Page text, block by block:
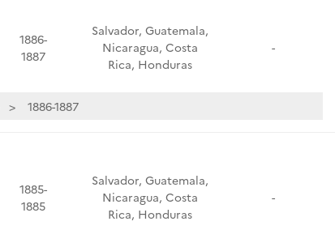
1886-
1887
Salvador, Guatemala,
Nicaragua, Costa
Rica, Honduras
-
1886-1887
1885-
1885
Salvador, Guatemala,
Nicaragua, Costa
Rica, Honduras
-